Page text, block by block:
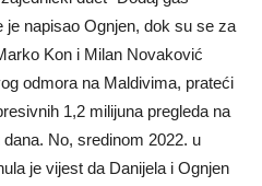
je napisao Ognjen, dok su se za
Kon i Milan Novaković
odmora na Maldivima, prateći
1,2 milijuna pregleda na
No, sredinom 2022. u
je vijest da Danijela i Ognjen